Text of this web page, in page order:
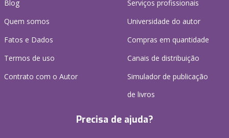
Blog
Quem somos
Fatos e Dados
Termos de uso
Contrato com o Autor
Serviços profissionais
Universidade do autor
Compras em quantidade
Canais de distribuição
Simulador de publicação
de livros
Precisa de ajuda?